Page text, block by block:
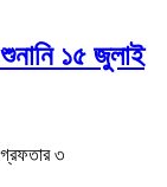
শুনানি ১৫ জুলাই